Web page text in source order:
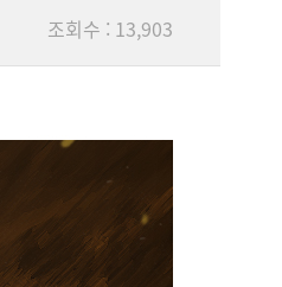
조회수 : 13,903